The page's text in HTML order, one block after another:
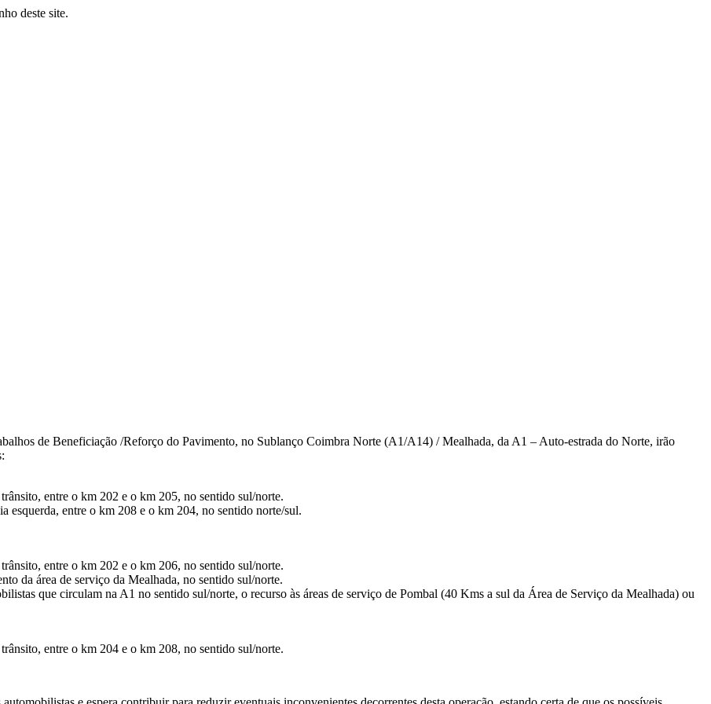
deste site.
de Beneficiação /Reforço do Pavimento, no Sublanço Coimbra Norte (A1/A14) / Mealhada, da A1 – Auto-estrada do Norte, irão
entre o km 202 e o km 205, no sentido sul/norte.
esquerda, entre o km 208 e o km 204, no sentido norte/sul.
entre o km 202 e o km 206, no sentido sul/norte.
da área de serviço da Mealhada, no sentido sul/norte.
que circulam na A1 no sentido sul/norte, o recurso às áreas de serviço de Pombal (40 Kms a sul da Área de Serviço da Mealhada) ou
entre o km 204 e o km 208, no sentido sul/norte.